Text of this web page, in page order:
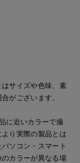
サイズや色味、素
がございます。
に近いカラーで撮
り実際の製品とは
ソコン・スマート
カラーが異なる場